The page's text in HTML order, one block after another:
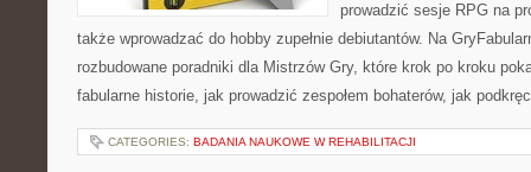
prowadzić sesje RPG na
także wprowadzać do hobby zupełnie debiutantów. Na
rozbudowane poradniki dla Mistrzów Gry, które krok po kroku
fabularne historie, jak prowadzić zespołem bohaterów, jak
CATEGORIES: BADANIA NAUKOWE W REHABILITACJI